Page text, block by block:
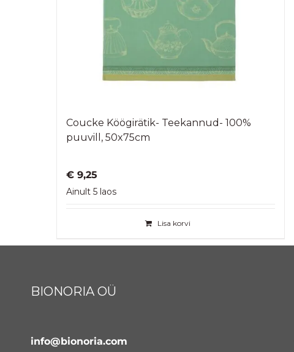
Coucke Köögirätik- Teekannud- 100%
puuvill, 50x75cm
€ 9,25
Ainult 5 laos
Lisa korvi
BIONORIA OÜ
info@bionoria.com